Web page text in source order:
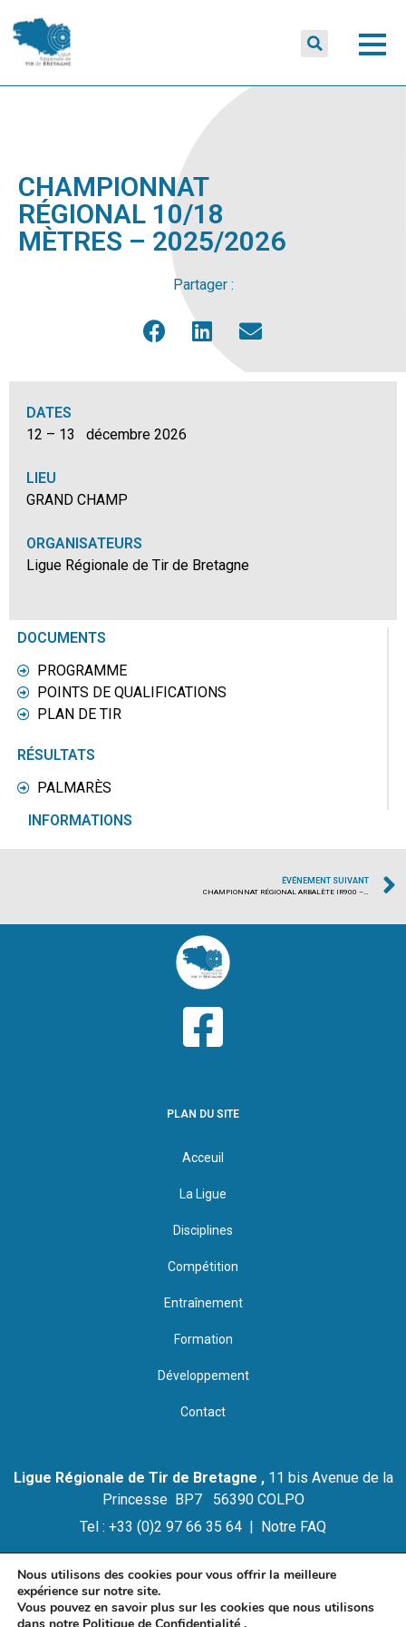
CHAMPIONNAT
RÉGIONAL 10/18
MÈTRES – 2025/2026
Partager :
DATES
12 – 13 décembre 2026
LIEU
GRAND CHAMP
ORGANISATEURS
Ligue Régionale de Tir de Bretagne
DOCUMENTS
PROGRAMME
POINTS DE QUALIFICATIONS
PLAN DE TIR
RÉSULTATS
PALMARÈS
INFORMATIONS
ÉVÉNEMENT SUIVANT
CHAMPIONNAT RÉGIONAL ARBALÈTE IR900 – 2025/2026
PLAN DU SITE
Acceuil
La Ligue
Disciplines
Compétition
Entraînement
Formation
Développement
Contact
Ligue Régionale de Tir de Bretagne ,11 bis Avenue de la
Princesse BP7 56390 COLPO
Tel : +33 (0)2 97 66 35 64 |
Notre FAQ
© 2021 LIGUE REGIONALE DE TIR DE BRETAGNE
Mention Légales et Politique de Confidentialité
Nous utilisons des cookies pour vous offrir la meilleure
expérience sur notre site.
Vous pouvez en savoir plus sur les cookies que nous utilisons